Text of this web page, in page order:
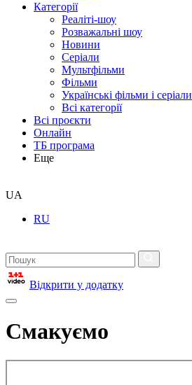
Категорії
Реаліті-шоу
Розважальні шоу
Новини
Серіали
Мультфільми
Фільми
Українські фільми і серіали
Всі категорії
Всі проєкти
Онлайн
ТБ програма
Еще
UA
RU
Відкрити у додатку
Смакуємо